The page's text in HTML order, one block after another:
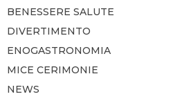
BENESSERE SALUTE
DIVERTIMENTO
ENOGASTRONOMIA
MICE CERIMONIE
NEWS